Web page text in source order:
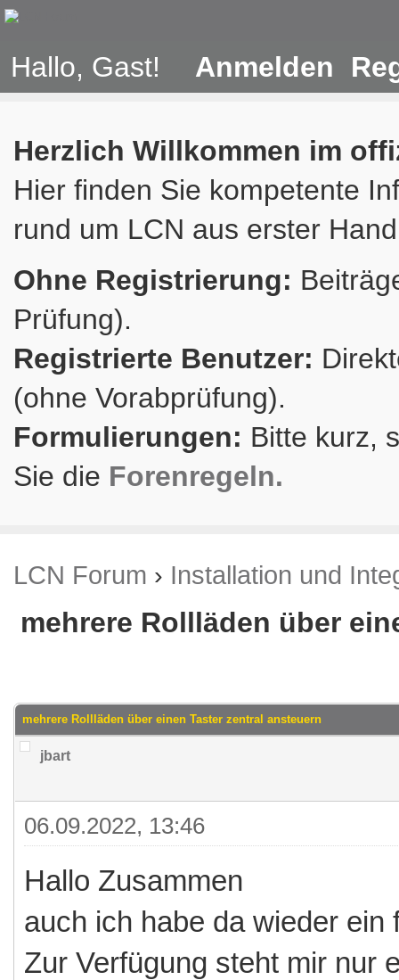
Hallo, Gast! Anmelden
Herzlich Willkommen im
Hier finden Sie kompetente
rund um LCN aus erster
Ohne Registrierung:
Prüfung).
Registrierte Benutzer:
(ohne Vorabprüfung).
Formulierungen: Bitte kurz,
Sie die Forenregeln.
LCN Forum › Installation und
mehrere Rollläden über
mehrere Rollläden über einen Taster zentral ansteuern
jbart
06.09.2022, 13:46
Hallo Zusammen
auch ich habe da wieder
Zur Verfügung steht mir nur